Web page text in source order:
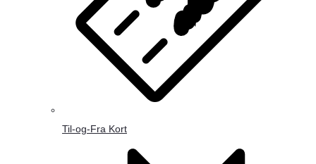
Til-og-Fra Kort